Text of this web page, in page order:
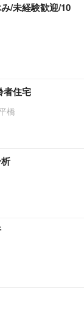
/未経験歓迎/10
者住宅
橋